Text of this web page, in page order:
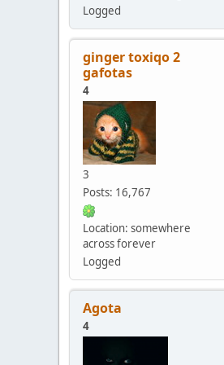
Logged
ginger toxiqo 2
gafotas
4
3
Posts: 16,767
Location: somewhere
across forever
Logged
Agota
4